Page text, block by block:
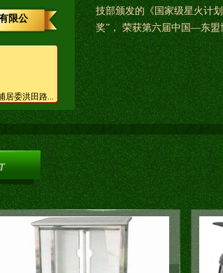
限公
居委洪田路...
技部颁发的《国家级星火计
奖”， 荣获第六届中国—东盟